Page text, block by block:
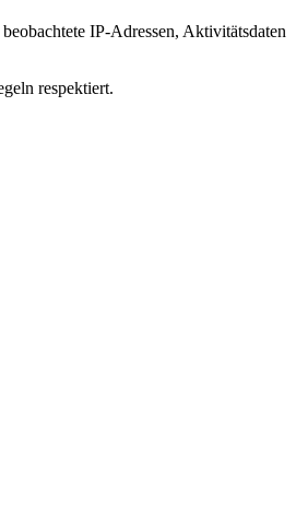
IP-Adressen, Aktivitätsdaten
respektiert.